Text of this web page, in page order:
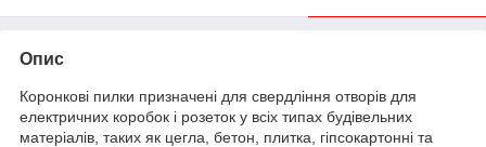
Опис
Коронкові пилки призначені для свердління отворів для
електричних коробок і розеток у всіх типах будівельних
матеріалів, таких як цегла, бетон, плитка, гіпсокартонні та